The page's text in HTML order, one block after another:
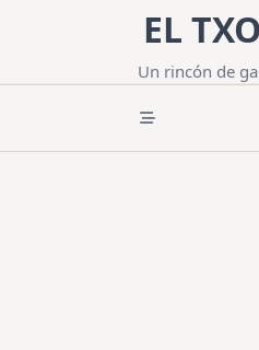
EL
Un rincón de